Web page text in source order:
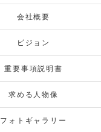
会社概要
ビジョン
重要事項説明書
求める人物像
フォトギャラリー